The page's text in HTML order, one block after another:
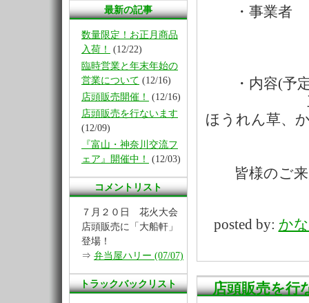
最新の記事
数量限定！お正月商品
入荷！
(12/22)
臨時営業と年末年始の
営業について (12/16)
店頭販売開催！
(12/16)
店頭販売を行ないます
(12/09)
『富山・神奈川交流フ
ェア』開催中！
(12/03)
コメントリスト
７月２０日 花火大会
店頭販売に「大船軒」
登場！
⇒ 弁当屋ハリー (07/07)
トラックバックリスト
・事業者
・内容(予
三浦だい
ほうれん草、
皆様のご来
posted by: か
店頭販売を行